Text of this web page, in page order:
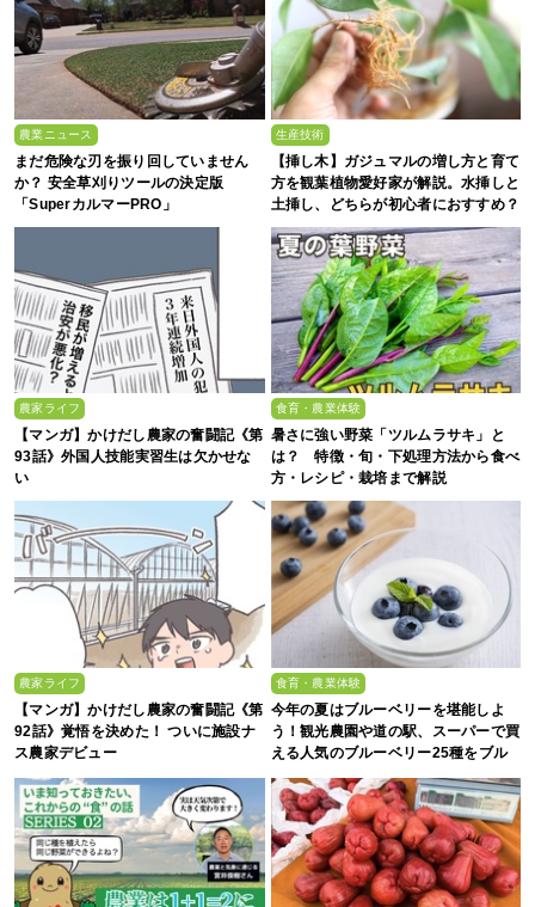
農業ニュース
まだ危険な刃を振り回していません
か？ 安全草刈りツールの決定版
「SuperカルマーPRO」
生産技術
【挿し木】ガジュマルの増し方と育て
方を観葉植物愛好家が解説。水挿しと
土挿し、どちらが初心者におすすめ？
農家ライフ
【マンガ】かけだし農家の奮闘記《第
93話》外国人技能実習生は欠かせな
い
食育・農業体験
暑さに強い野菜「ツルムラサキ」と
は？ 特徴・旬・下処理方法から食べ
方・レシピ・栽培まで解説
農家ライフ
【マンガ】かけだし農家の奮闘記《第
92話》覚悟を決めた！ ついに施設ナ
ス農家デビュー
食育・農業体験
今年の夏はブルーベリーを堪能しよ
う！観光農園や道の駅、スーパーで買
える人気のブルーベリー25種をブル
ーベリー農家の息子が解説